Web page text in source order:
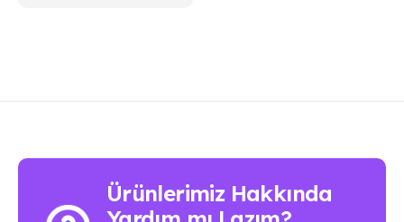
Ürünlerimiz Hakkında